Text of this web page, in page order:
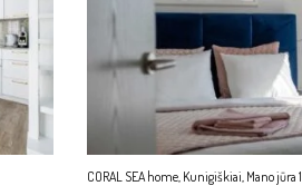
CORAL SEA home, Kunigiškiai, Mano jūra 1